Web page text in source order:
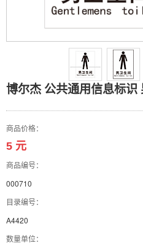
博尔杰 公共通用信息标
商品价格：
5 元
商品编号：
000710
目录编号：
A4420
数量单位：